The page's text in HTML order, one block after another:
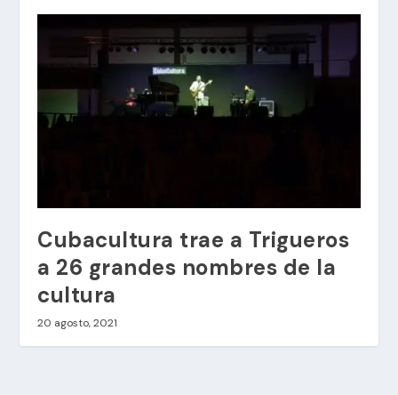
Cubacultura trae a Trigueros
a 26 grandes nombres de la
cultura
20 agosto, 2021